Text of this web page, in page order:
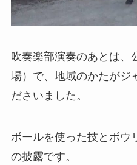
吹奏楽部演奏のあとは、
場）で、地域のかたがジ
ださいました。
ボールを使った技とボウ
の披露です。